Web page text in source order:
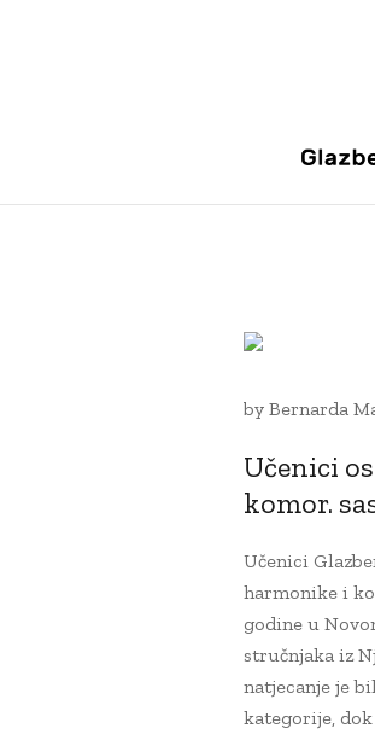
by Bernarda
Učenici
komor.
Učenici
harmonike i
godine u
stručnjaka iz
natjecanje je
kategorije,